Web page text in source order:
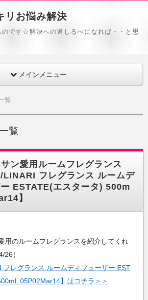
リお悩み解決
のです☆解決への道しるべになれば・・と思
メインメニュー
覧
覧
ン愛用ルームフレグランス
/LINARI フレグランス ルームデ
ESTATE(エスタータ) 500m
】
用のルームフレグランスを紹介してくれ
26）
フレグランス ルームディフューザー EST
05P02Mar14】はコチラ＞＞